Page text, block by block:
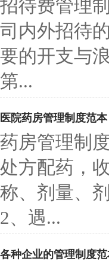
招待费管理
司内外招待
要的开支与
第...
医院药房管理制度范本
药房管理制
处方配药，
称、剂量、
2、遇...
各种企业的管理制度